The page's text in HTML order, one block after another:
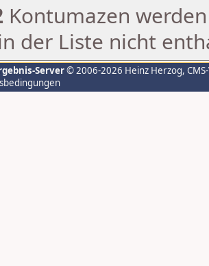
Kontumazen
der Liste nicht
Server© 2006-2026 Heinz Herzog,